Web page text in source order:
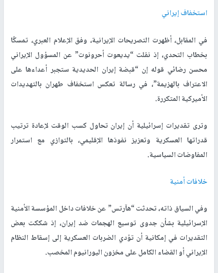
استخفاف إيراني
في المقابل، أظهرت التصريحات الإيرانية، وفق الإعلام العبري، تمسكًا
بخطاب التحدي، إذ نقلت “يديعوت أحرونوت” عن المسؤول الإيراني
محسن رضائي قوله إن “قبضة إيران الحديدية ستجبر أعداءها على
الاعتراف بالهزيمة”، في رسالة تعكس استخفاف طهران بالتهديدات
الأميركية المتكررة.
وترى تقديرات إسرائيلية أن إيران تحاول كسب الوقت لإعادة ترتيب
قدراتها العسكرية وتعزيز نفوذها الإقليمي، بالتوازي مع استمرار
المفاوضات السياسية.
خلافات أمنية
وفي السياق ذاته، تحدثت “هآرتس” عن خلافات داخل المؤسسة الأمنية
الإسرائيلية بشأن جدوى توسيع الهجمات ضد إيران، إذ شككت بعض
التقديرات في إمكانية أن تؤدي الضربات العسكرية إلى إسقاط النظام
الإيراني أو القضاء الكامل على مخزون اليورانيوم المخصب.